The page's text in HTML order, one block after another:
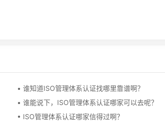
• 谁知道ISO管理体系认证找哪里靠谱啊？
• 谁能说下，ISO管理体系认证哪家可以去呢？
• ISO管理体系认证哪家信得过啊？